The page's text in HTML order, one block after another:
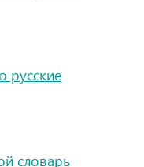
русские
словарь